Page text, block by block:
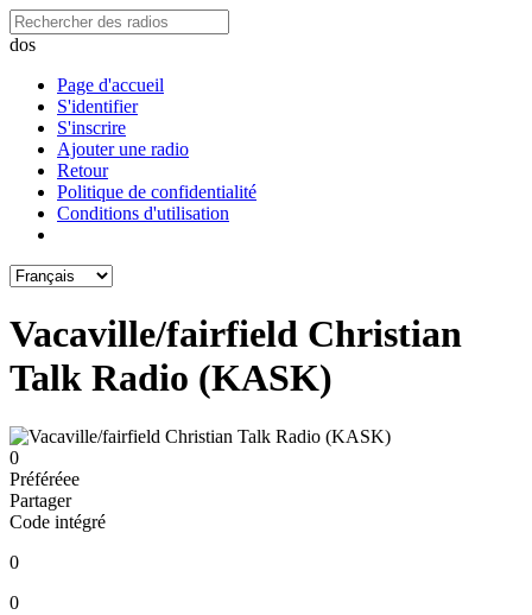
dos
Page d'accueil
S'identifier
S'inscrire
Ajouter une radio
Retour
Politique de confidentialité
Conditions d'utilisation
Vacaville/fairfield Christian
Talk Radio (KASK)
0
Préféréeе
Partager
Code intégré
0
0